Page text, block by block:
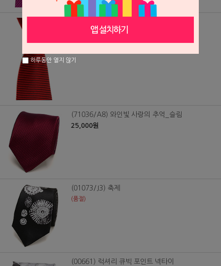
25,000원
(71036/A8) 와인빛 사랑의 추억_슬림
25,000원
(01073/J3) 축제
(품절)
(00661) 럭셔리 큐빅 포인트 넥타이
하루동안 열지 않기